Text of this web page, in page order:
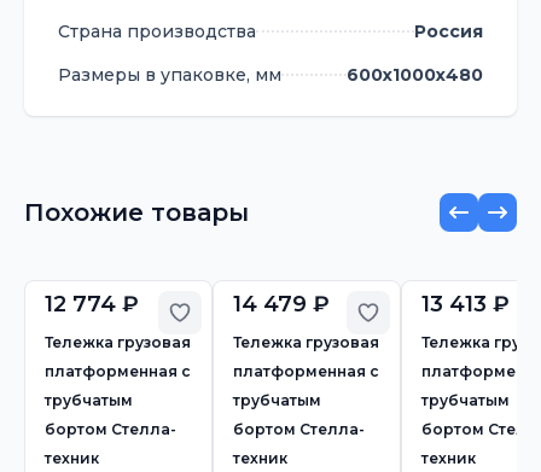
Страна производства
Россия
Размеры в упаковке, мм
600х1000х480
Похожие товары
Добавить в избранное
12 774 ₽
Тележка грузовая
платформенная с
трубчатым
бортом Стелла-
техник
Добавить в
14 479 ₽
Тележка грузовая
платформенная с
трубчатым
бортом Стелла-
техник
13 413 ₽
Тележка
трубчатым
бортом
техник